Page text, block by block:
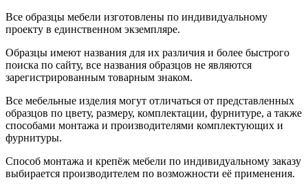
Все образцы мебели изготовлены по индивидуальному
проекту в единственном экземпляре.
Образцы имеют названия для их различия и более быстрого
поиска по сайту, все названия образцов не являются
зарегистрированным товарным знаком.
Все мебельные изделия могут отличаться от представленных
образцов по цвету, размеру, комплектации, фурнитуре, а также
способами монтажа и производителями комплектующих и
фурнитуры.
Способ монтажа и крепёж мебели по индивидуальному заказу
выбирается производителем по возможности её применения.